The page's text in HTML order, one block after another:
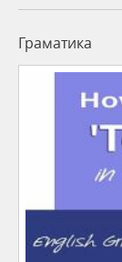
Граматика